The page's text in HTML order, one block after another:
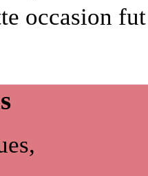
occasion